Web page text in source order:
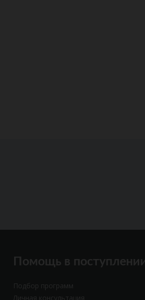
Помощь в
Подбор программ
Личная консультация